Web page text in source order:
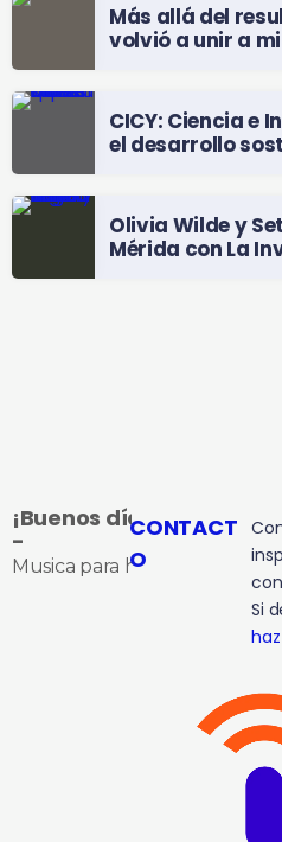
Más allá del
volvió a unir a
CICY: Ciencia e
el desarrollo
Olivia Wilde y
Mérida con La
¡Buenos días!
-
Musica para hacerte
CONTACT
O
Si